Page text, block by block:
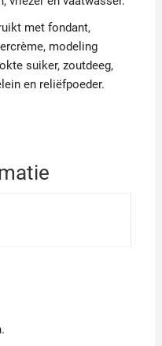
met fondant,
modeling
suiker, zoutdeeg,
en reliëfpoeder.